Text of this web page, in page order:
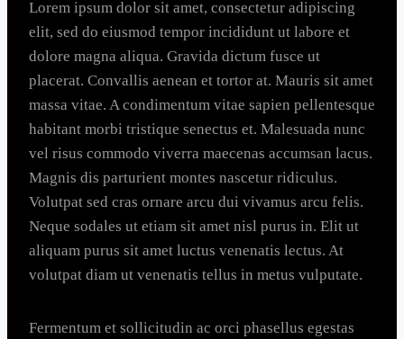
Lorem ipsum dolor sit amet, consectetur adipiscing
elit, sed do eiusmod tempor incididunt ut labore et
dolore magna aliqua. Gravida dictum fusce ut
placerat. Convallis aenean et tortor at. Mauris sit amet
massa vitae. A condimentum vitae sapien pellentesque
habitant morbi tristique senectus et. Malesuada nunc
vel risus commodo viverra maecenas accumsan lacus.
Magnis dis parturient montes nascetur ridiculus.
Volutpat sed cras ornare arcu dui vivamus arcu felis.
Neque sodales ut etiam sit amet nisl purus in. Elit ut
aliquam purus sit amet luctus venenatis lectus. At
volutpat diam ut venenatis tellus in metus vulputate.
Fermentum et sollicitudin ac orci phasellus egestas